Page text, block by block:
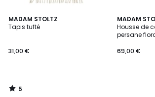
MADAM STOLTZ
Tapis tufté
31,00 €
5
/
5
/
MADAM
Housse de
69,00 €